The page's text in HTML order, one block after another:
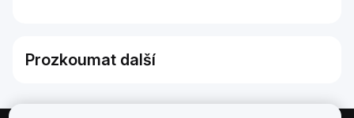
Prozkoumat další